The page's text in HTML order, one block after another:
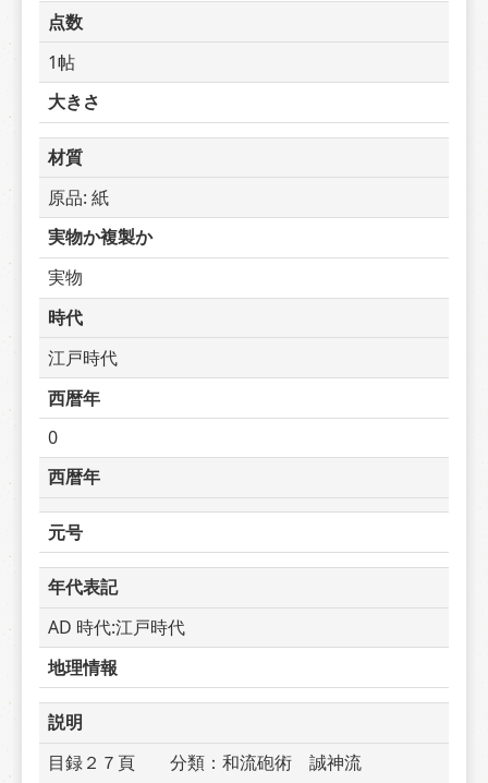
点数
1帖
大きさ
材質
原品: 紙
実物か複製か
実物
時代
江戸時代
西暦年
0
西暦年
元号
年代表記
AD 時代:江戸時代
地理情報
説明
目録２７頁　　分類：和流砲術　誠神流